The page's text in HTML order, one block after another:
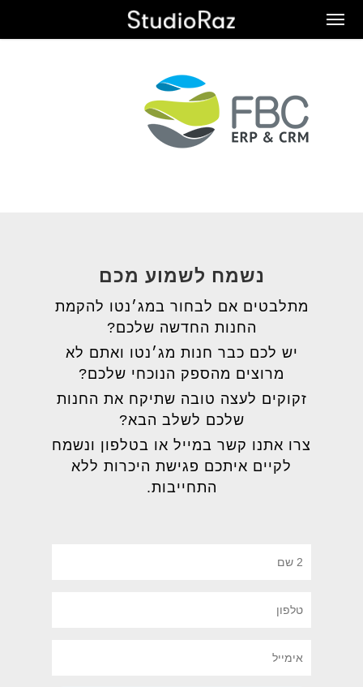
Skip
נשמח לשמוע מכם
מתלבטים אם לבחור במג׳נטו להקמת
החנות החדשה שלכם?
יש לכם כבר חנות מג׳נטו ואתם לא
מרוצים מהספק הנוכחי שלכם?
זקוקים לעצה טובה שתיקח את החנות
שלכם לשלב הבא?
צרו אתנו קשר במייל או בטלפון ונשמח
לקיים איתכם פגישת היכרות ללא
התחייבות.